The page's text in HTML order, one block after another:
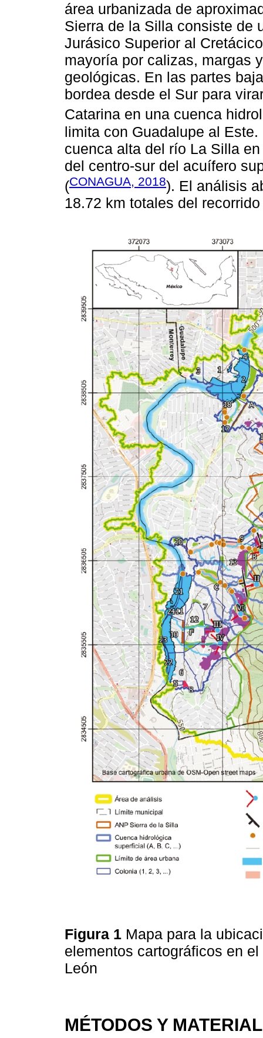
área urbanizada de
Sierra de la Silla consiste de
Jurásico Superior al
mayoría por calizas, margas
geológicas. En las partes
bordea desde el Sur para
Catarina en una cuenca
limita con Guadalupe al
cuenca alta del río La Silla
del centro-sur del acuífero
(CONAGUA, 2018). El análisis
18.72 km totales del
Figura 1 Mapa para la
elementos cartográficos en
León
MÉTODOS Y